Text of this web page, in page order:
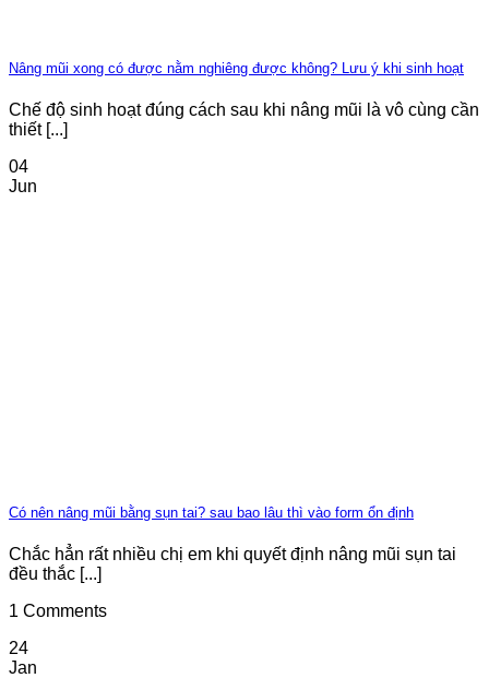
Nâng mũi xong có được nằm nghiêng được không? Lưu ý khi sinh hoạt
Chế độ sinh hoạt đúng cách sau khi nâng mũi là vô cùng cần
thiết [...]
04
Jun
Có nên nâng mũi bằng sụn tai? sau bao lâu thì vào form ổn định
Chắc hẳn rất nhiều chị em khi quyết định nâng mũi sụn tai
đều thắc [...]
1 Comments
24
Jan